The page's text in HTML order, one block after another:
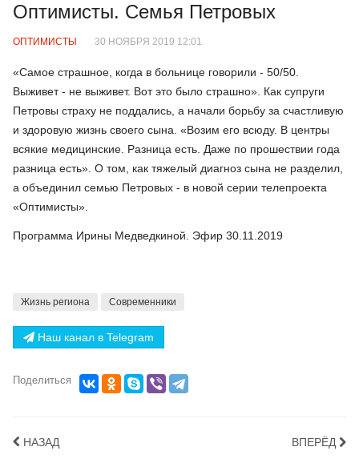
Оптимисты. Семья Петровых
ОПТИМИСТЫ 30 НОЯБРЯ 2019 12:01
«Самое страшное, когда в больнице говорили - 50/50.
Выживет - не выживет. Вот это было страшно». Как супруги
Петровы страху не поддались, а начали борьбу за счастливую
и здоровую жизнь своего сына. «Возим его всюду. В центры
всякие медицинские. Разница есть. Даже по прошествии года
разница есть». О том, как тяжелый диагноз сына не разделил,
а объединил семью Петровых - в новой серии телепроекта
«Оптимисты».
Программа Ирины Медведкиной. Эфир 30.11.2019
Жизнь региона Современники
Наш канал в Telegram
Поделиться
НАЗАД ВПЕРЁД